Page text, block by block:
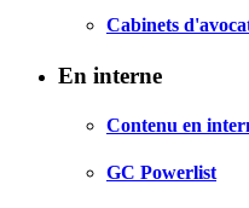
Cabinets
En interne
Contenu en
GC Powerlist